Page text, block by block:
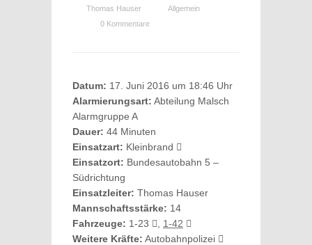
Thomas Hauser
Allgemein
0 Kommentare
Datum: 17. Juni 2016 um 18:46 Uhr
Alarmierungsart: Abteilung Malsch
Alarmgruppe A
Dauer: 44 Minuten
Einsatzart: Kleinbrand
Einsatzort: Bundesautobahn 5 –
Südrichtung
Einsatzleiter: Thomas Hauser
Mannschaftsstärke: 14
Fahrzeuge: 1-23
1-42
Weitere Kräfte: Autobahnpolizei